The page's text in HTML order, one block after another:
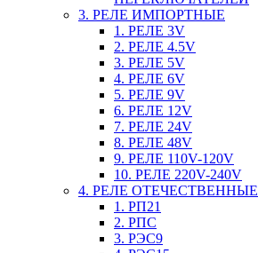
3. РЕЛЕ ИМПОРТНЫЕ
1. РЕЛЕ 3V
2. РЕЛЕ 4.5V
3. РЕЛЕ 5V
4. РЕЛЕ 6V
5. РЕЛЕ 9V
6. РЕЛЕ 12V
7. РЕЛЕ 24V
8. РЕЛЕ 48V
9. РЕЛЕ 110V-120V
10. РЕЛЕ 220V-240V
4. РЕЛЕ ОТЕЧЕСТВЕННЫЕ
1. РП21
2. РПС
3. РЭС9